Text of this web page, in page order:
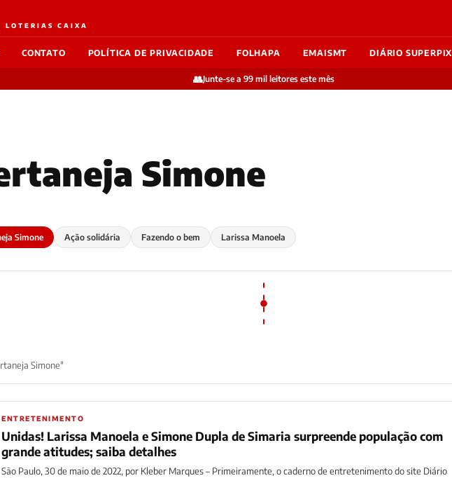
LOTERIAS CAIXA
CONTATO POLÍTICA DE PRIVACIDADE FOLHAPA EMAISMT DIÁRIO SUPERPIX
👥Junte-se a 99 mil leitores este mês
Simone
Simone Ação solidária Fazendo o bem Larissa Manoela
Simone"
ENTRETENIMENTO
Unidas! Larissa Manoela e Simone Dupla de Simaria surpreende população com
grande atitudes; saiba detalhes
São Paulo, 30 de maio de 2022, por Kleber Marques – Primeiramente, o caderno de entretenimento do site Diário